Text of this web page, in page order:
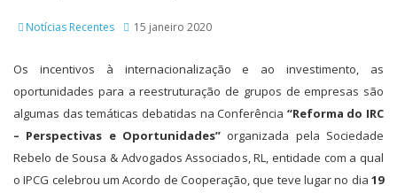
Notícias Recentes 15 janeiro 2020
Os incentivos à internacionalização e ao investimento, as
oportunidades para a reestruturação de grupos de empresas são
algumas das temáticas debatidas na Conferência “Reforma do IRC
– Perspectivas e Oportunidades” organizada pela Sociedade
Rebelo de Sousa & Advogados Associados, RL, entidade com a qual
o IPCG celebrou um Acordo de Cooperação, que teve lugar no dia 19